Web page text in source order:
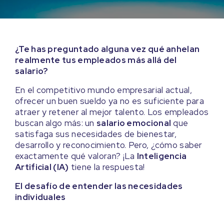
¿Te has preguntado alguna vez qué anhelan
realmente tus empleados más allá del
salario?
En el competitivo mundo empresarial actual,
ofrecer un buen sueldo ya no es suficiente para
atraer y retener al mejor talento. Los empleados
buscan algo más: un salario emocional que
satisfaga sus necesidades de bienestar,
desarrollo y reconocimiento. Pero, ¿cómo saber
exactamente qué valoran? ¡La Inteligencia
Artificial (IA) tiene la respuesta!
El desafío de entender las necesidades
individuales